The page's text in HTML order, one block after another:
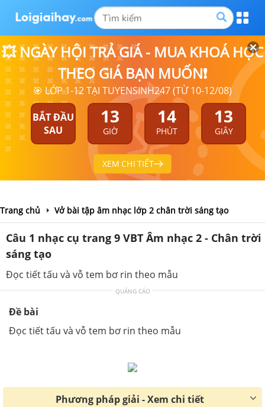
💥 NGÀY HỘI TRẢ GIÁ - MUA KHOÁ HỌC
THEO GIÁ BẠN MUỐN❗
🎯 LỚP 1-12 TẠI TUYENSINH247 (TỪ 10-12/08)
BẮT ĐẦU
SAU
13
GIỜ
14
PHÚT
13
GIÂY
XEM CHI TIẾT
Trang chủ Vở bài tập âm nhạc lớp 2 chân trời sáng tạo
Câu 1 nhạc cụ trang 9 VBT Âm nhạc 2 - Chân trời
sáng tạo
Đọc tiết tấu và vỗ tem bơ rin theo mẫu
QUẢNG CÁO
Đề bài
Đọc tiết tấu và vỗ tem bơ rin theo mẫu
Phương pháp giải - Xem chi tiết